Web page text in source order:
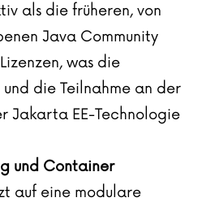
als die früheren, von
Java Community
was die
die Teilnahme an der
Jakarta EE-Technologie
und Container
auf eine modulare